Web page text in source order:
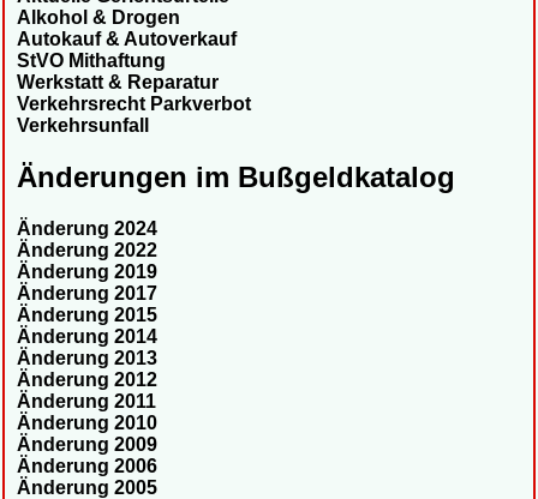
Alkohol & Drogen
Autokauf & Autoverkauf
StVO Mithaftung
Werkstatt & Reparatur
Verkehrsrecht Parkverbot
Verkehrsunfall
Änderungen im Bußgeldkatalog
Änderung 2024
Änderung 2022
Änderung 2019
Änderung 2017
Änderung 2015
Änderung 2014
Änderung 2013
Änderung 2012
Änderung 2011
Änderung 2010
Änderung 2009
Änderung 2006
Änderung 2005